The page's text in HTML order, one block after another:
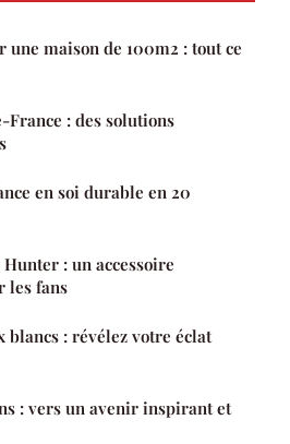
maison de 100m2 : tout ce
: des solutions
en soi durable en 20
: un accessoire
les fans
blancs : révélez votre éclat
: vers un avenir inspirant et